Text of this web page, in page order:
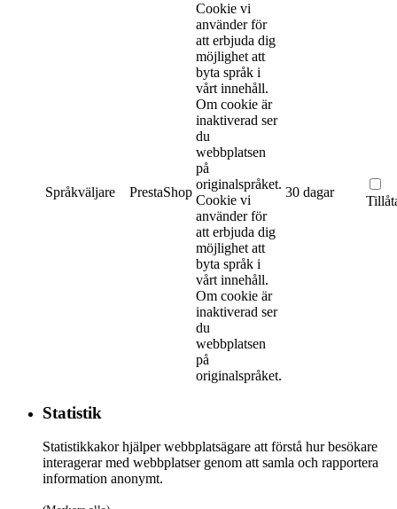
Språkväljare PrestaShop
Cookie vi
använder för
att erbjuda dig
möjlighet att
byta språk i
vårt innehåll.
Om cookie är
inaktiverad ser
du
webbplatsen
på
originalspråket.
Cookie vi
använder för
att erbjuda dig
möjlighet att
byta språk i
vårt innehåll.
Om cookie är
inaktiverad ser
du
webbplatsen
på
originalspråket.
30 dagar
Statistik
Statistikkakor hjälper webbplatsägare att förstå hur besökare
interagerar med webbplatser genom att samla och rapportera
information anonymt.